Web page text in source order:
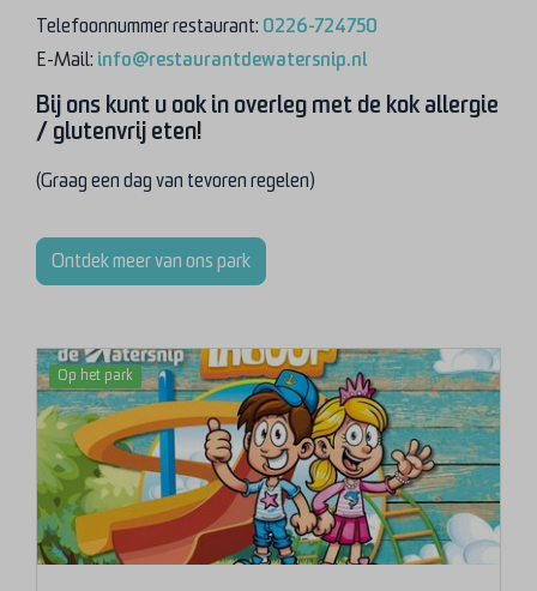
Telefoonnummer restaurant: 0226-724750
E-Mail: info@restaurantdewatersnip.nl
Bij ons kunt u ook in overleg met de kok allergie
/ glutenvrij eten!
(Graag een dag van tevoren regelen)
Ontdek meer van ons park
Op het park